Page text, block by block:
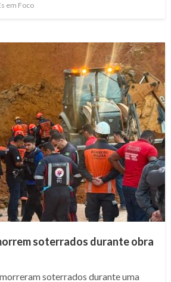
em Foco
soterrados durante obra
soterrados durante uma